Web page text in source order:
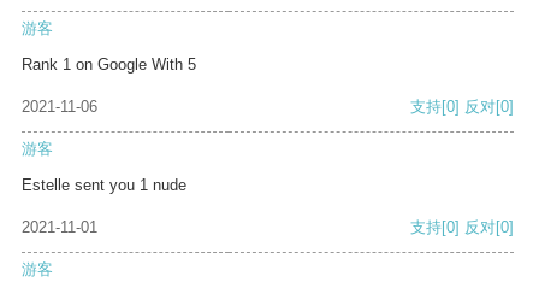
游客
Rank 1 on Google With 5
2021-11-06 支持[0] 反对[0]
游客
Estelle sent you 1 nude
2021-11-01 支持[0] 反对[0]
游客